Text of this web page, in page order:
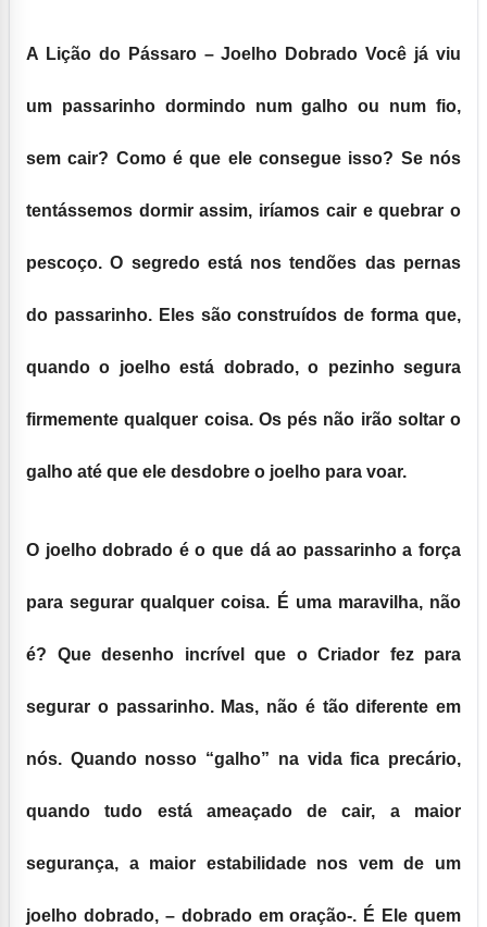
A Lição do Pássaro – Joelho Dobrado Você já viu
um passarinho dormindo num galho ou num fio,
sem cair? Como é que ele consegue isso? Se nós
tentássemos dormir assim, iríamos cair e quebrar o
pescoço. O segredo está nos tendões das pernas
do passarinho. Eles são construídos de forma que,
quando o joelho está dobrado, o pezinho segura
firmemente qualquer coisa. Os pés não irão soltar o
galho até que ele desdobre o joelho para voar.
O joelho dobrado é o que dá ao passarinho a força
para segurar qualquer coisa. É uma maravilha, não
é? Que desenho incrível que o Criador fez para
segurar o passarinho. Mas, não é tão diferente em
nós. Quando nosso “galho” na vida fica precário,
quando tudo está ameaçado de cair, a maior
segurança, a maior estabilidade nos vem de um
joelho dobrado, – dobrado em oração-. É Ele quem